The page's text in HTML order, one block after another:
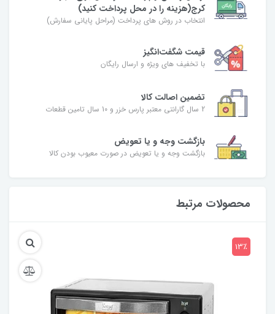
کرج(هزینه را در محل پرداخت کنید)
انتخاب در روش های پرداخت (مراحل پایانی سفارش)
قیمت شگفت‌انگیز
با تخفیف های ویژه و ارسال رایگان
تضمین اصالت کالا
2 سال گارانتی معتبر پارس خزر و 10 سال تامین قطعات
بازگشت وجه و یا تعویض
بازگشت وجه و یا تعویض در صورت معیوب بودن کالا
محصولات مرتبط
13٪